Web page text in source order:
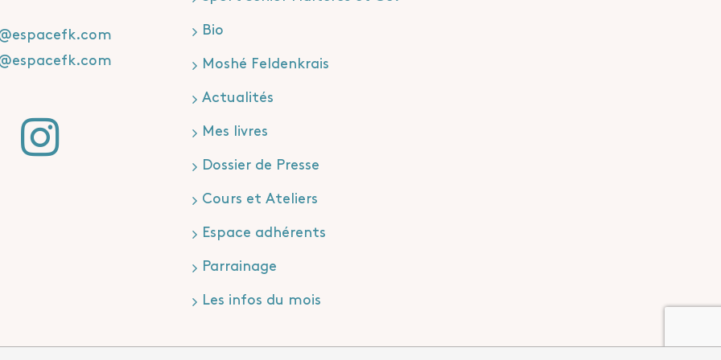
Bio
Moshé Feldenkrais
Actualités
Mes livres
Dossier de Presse
Cours et Ateliers
Espace adhérents
Parrainage
Les infos du mois